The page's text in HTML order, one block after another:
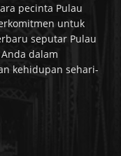
pecinta Pulau
untuk
seputar Pulau
dalam
kehidupan sehari-